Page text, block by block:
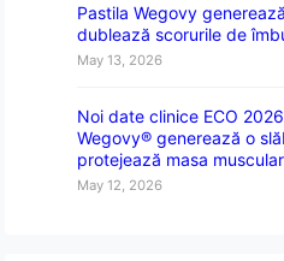
Pastila Wegovy
dublează scorurile de
May 13, 2026
Noi date clinice ECO
Wegovy® generează o
protejează masa
May 12, 2026